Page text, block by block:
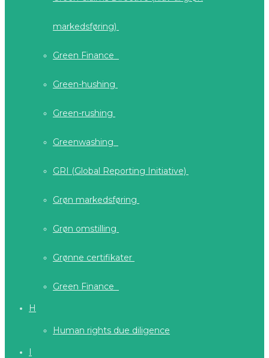
markedsføring)
Green Finance
Green-hushing
Green-rushing
Greenwashing
GRI (Global Reporting Initiative)
Grøn markedsføring
Grøn omstilling
Grønne certifikater
Green Finance
H
Human rights due diligence
I